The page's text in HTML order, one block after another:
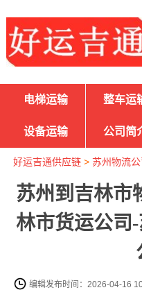
电梯运输 整车运
设备运输 公司简
好运吉通供应链> 苏州物流公
苏州到吉林市
林市货运公司
编辑发布时间：2026-04-16